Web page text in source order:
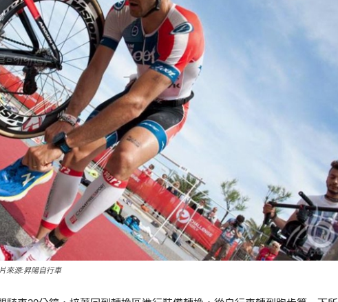
來源:昇陽自行車